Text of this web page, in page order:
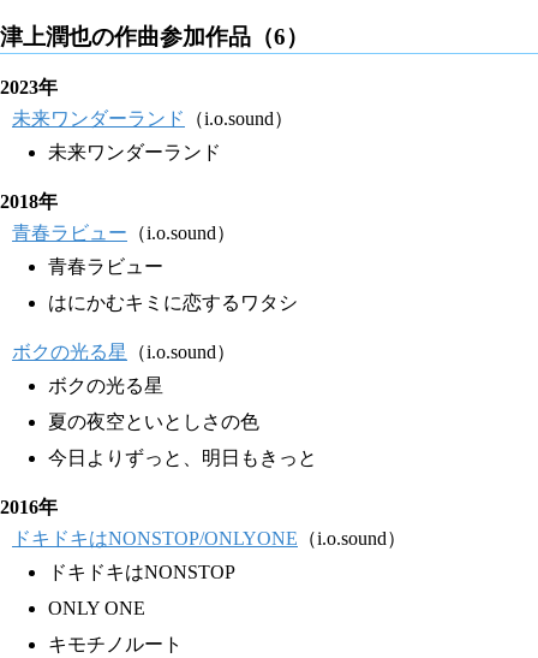
津上潤也の作曲参加作品（6）
2023年
未来ワンダーランド
（i.o.sound）
未来ワンダーランド
2018年
青春ラビュー （i.o.sound）
青春ラビュー
はにかむキミに恋するワタシ
ボクの光る星
（i.o.sound）
ボクの光る星
夏の夜空といとしさの色
今日よりずっと、明日もきっと
2016年
ドキドキはNONSTOP/ONLYONE （i.o.sound）
ドキドキはNONSTOP
ONLY ONE
キモチノルート